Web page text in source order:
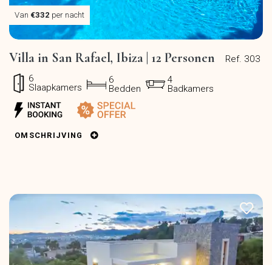
Van €332 per nacht
Ref. 303
Villa in San Rafael, Ibiza | 12 Personen
6
Slaapkamers
6
Bedden
4
Badkamers
OMSCHRIJVING